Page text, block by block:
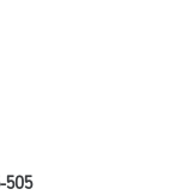
505